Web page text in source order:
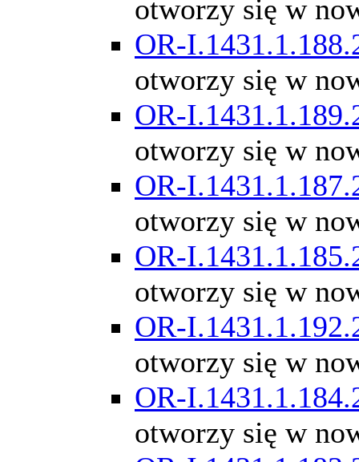
otworzy się w
OR-
otworzy się w
OR-
otworzy się w
OR-
otworzy się w
OR-
otworzy się w
OR-
otworzy się w
OR-
otworzy się w